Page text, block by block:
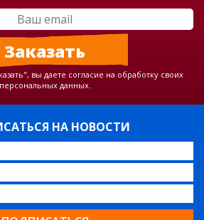
вы даете согласие на обработку своих
персональных данных.
НА НОВОСТИ